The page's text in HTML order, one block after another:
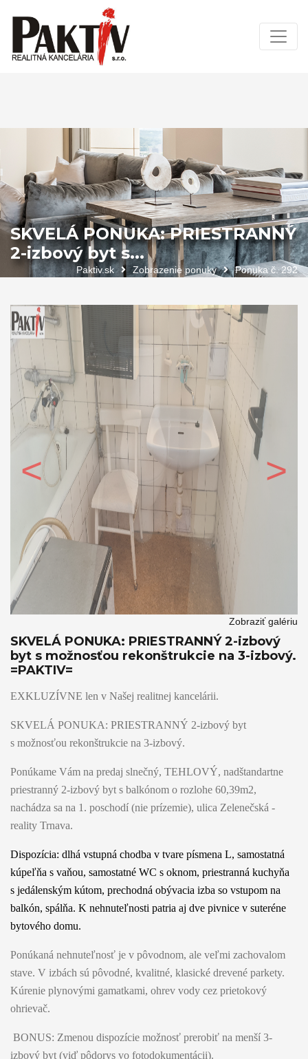
SKVELÁ PONUKA: PRIESTRANNÝ
2-izbový byt s...
Paktiv.sk Zobrazenie ponuky Ponuka č. 292
Predchádzajúce Ďalšie
Zobraziť galériu
SKVELÁ PONUKA: PRIESTRANNÝ 2-izbový
byt s možnosťou rekonštrukcie na 3-izbový.
=PAKTIV=
EXKLUZÍVNE len v Našej realitnej kancelárii.
SKVELÁ PONUKA: PRIESTRANNÝ 2-izbový byt
s možnosťou rekonštrukcie na 3-izbový.
Ponúkame Vám na predaj slnečný, TEHLOVÝ, nadštandartne
priestranný 2-izbový byt s balkónom o rozlohe 60,39m2,
nachádza sa na 1. poschodí (nie prízemie), ulica Zelenečská -
reality Trnava.
Dispozícia: dlhá vstupná chodba v tvare písmena L, samostatná
kúpeľňa s vaňou, samostatné WC s oknom, priestranná kuchyňa
s jedálenským kútom, prechodná obývacia izba so vstupom na
balkón, spálňa. K nehnuteľnosti patria aj dve pivnice v suteréne
bytového domu.
Ponúkaná nehnuteľnosť je v pôvodnom, ale veľmi zachovalom
stave. V izbách sú pôvodné, kvalitné, klasické drevené parkety.
Kúrenie plynovými gamatkami, ohrev vody cez prietokový
ohrievač.
BONUS: Zmenou dispozície možnosť prerobiť na menší 3-
izbový byt (viď pôdorys vo fotodokumentácii).